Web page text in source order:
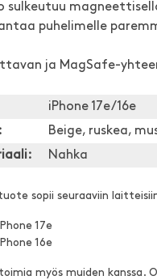
sulkeutuu
puhelimelle
ja MagSafe-
iPhone 17e/16e
Beige, ruskea,
Nahka
sopii seuraaviin
17e
16e
myös muiden